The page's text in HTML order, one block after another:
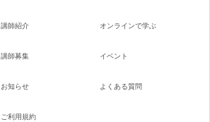
講師紹介
講師募集
お知らせ
オンラインで学ぶ
イベント
よくある質問
ご利用規約